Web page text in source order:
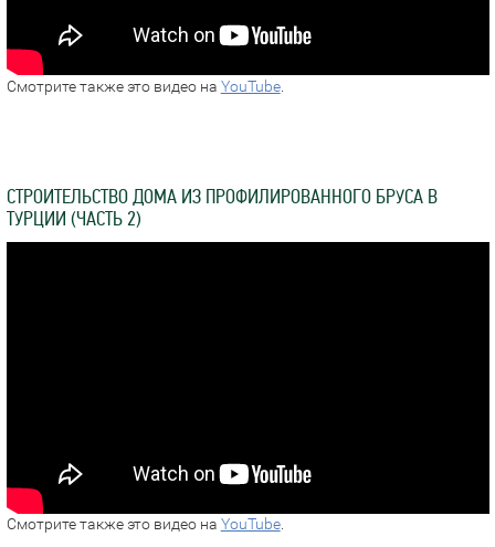
Смотрите также это видео на YouTube.
СТРОИТЕЛЬСТВО ДОМА ИЗ ПРОФИЛИРОВАННОГО БРУСА В
ТУРЦИИ (ЧАСТЬ 2)
Смотрите также это видео на YouTube.